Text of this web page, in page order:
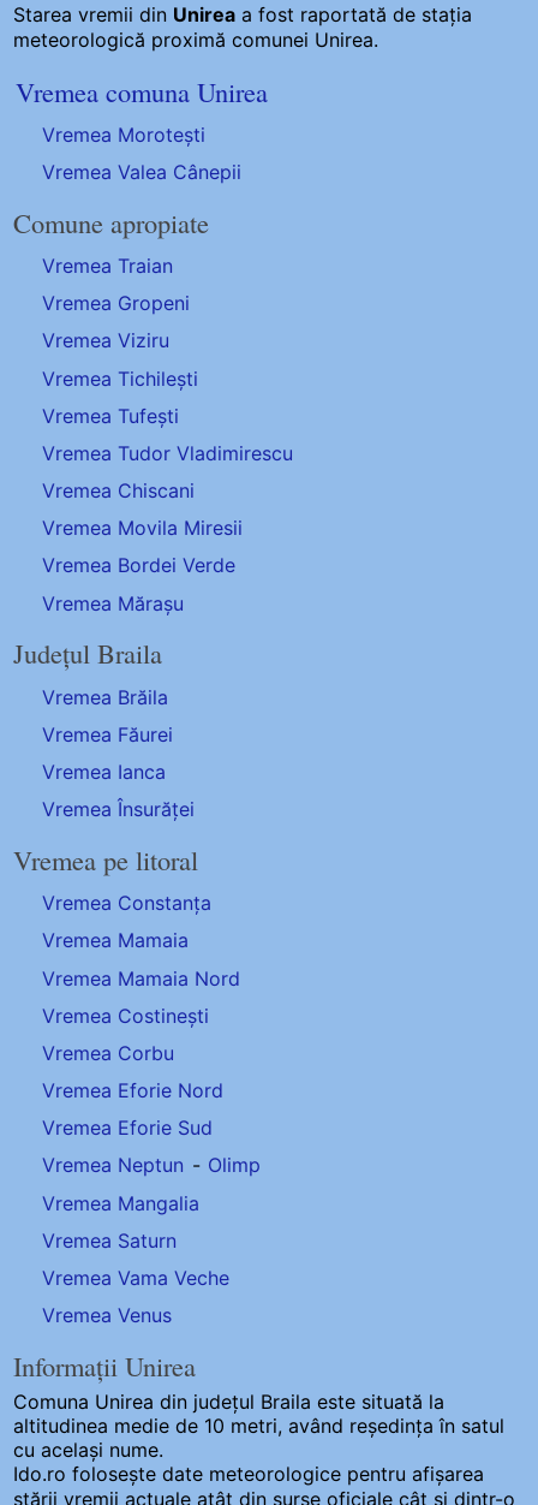
Starea vremii din Unirea a fost raportată de stația
meteorologică proximă comunei Unirea.
Vremea comuna Unirea
Vremea Morotești
Vremea Valea Cânepii
Comune apropiate
Vremea Traian
Vremea Gropeni
Vremea Viziru
Vremea Tichilești
Vremea Tufești
Vremea Tudor Vladimirescu
Vremea Chiscani
Vremea Movila Miresii
Vremea Bordei Verde
Vremea Mărașu
Județul Braila
Vremea Brăila
Vremea Făurei
Vremea Ianca
Vremea Însurăței
Vremea pe litoral
Vremea Constanța
Vremea Mamaia
Vremea Mamaia Nord
Vremea Costinești
Vremea Corbu
Vremea Eforie Nord
Vremea Eforie Sud
Vremea Neptun - Olimp
Vremea Mangalia
Vremea Saturn
Vremea Vama Veche
Vremea Venus
Informații Unirea
Comuna Unirea din județul Braila este situată la
altitudinea medie de 10 metri, având reședința în satul
cu același nume.
Ido.ro folosește date meteorologice pentru afișarea
stării vremii actuale atât din surse oficiale cât și dintr-o